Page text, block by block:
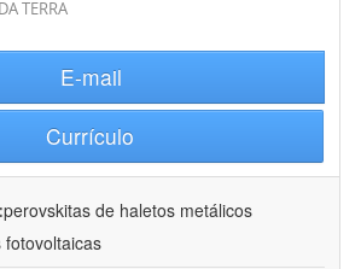
TERRA
E-mail
Currículo
perovskitas de haletos metálicos
fotovoltaicas